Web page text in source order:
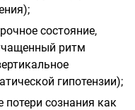
состояние,
ритм
гипотензии);
сознания как